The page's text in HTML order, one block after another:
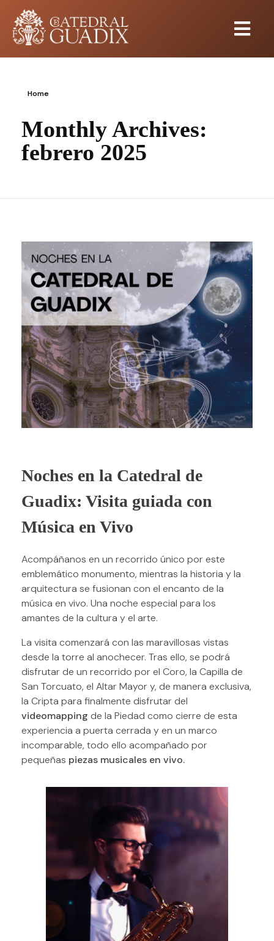
Home
Monthly Archives:
febrero 2025
Noches en la Catedral de
Guadix: Visita guiada con
Música en Vivo
Acompáñanos en un recorrido único por este
emblemático monumento, mientras la historia y la
arquitectura se fusionan con el encanto de la
música en vivo. Una noche especial para los
amantes de la cultura y el arte.
La visita comenzará con las maravillosas vistas
desde la torre al anochecer. Tras ello, se podrá
disfrutar de un recorrido por el Coro, la Capilla de
San Torcuato, el Altar Mayor y, de manera exclusiva,
la Cripta para finalmente disfrutar del
videomapping de la Piedad como cierre de esta
experiencia a puerta cerrada y en un marco
incomparable, todo ello acompañado por
pequeñas piezas musicales en vivo.